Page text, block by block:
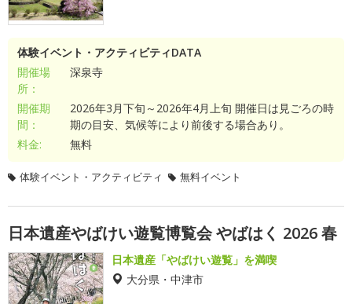
体験イベント・アクティビティDATA
開催場
所：
深泉寺
開催期
間：
2026年3月下旬～2026年4月上旬 開催日は見ごろの時
期の目安、気候等により前後する場合あり。
料金:
無料
体験イベント・アクティビティ 無料イベント
日本遺産やばけい遊覧博覧会 やばはく 2026 春
日本遺産「やばけい遊覧」を満喫
大分県・中津市